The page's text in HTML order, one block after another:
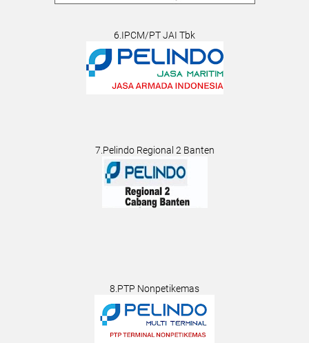
6.IPCM/PT JAI Tbk
7.Pelindo Regional 2 Banten
8.PTP Nonpetikemas